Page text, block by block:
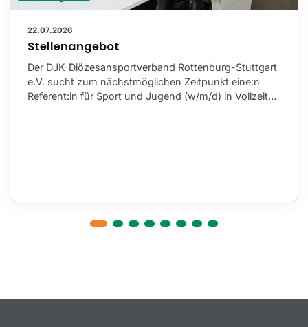
22.07.2026
Stellenangebot
Der DJK-Diözesansportverband Rottenburg-Stuttgart
e.V. sucht zum nächstmöglichen Zeitpunkt eine:n
Referent:in für Sport und Jugend (w/m/d) in Vollzeit…